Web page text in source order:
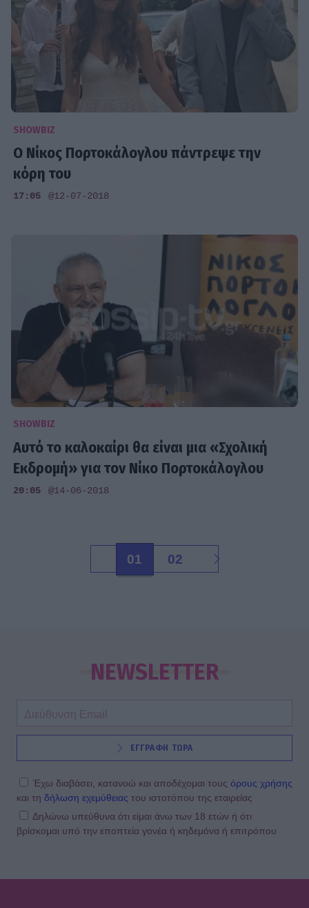
SHOWBIZ
Ο Νίκος Πορτοκάλογλου πάντρεψε την
κόρη του
17:05 @12-07-2018
SHOWBIZ
Αυτό το καλοκαίρι θα είναι μια «Σχολική
Εκδρομή» για τον Νίκο Πορτοκάλογλου
20:05 @14-06-2018
01 02
NEWSLETTER
ΕΓΓΡΑΦΗ ΤΩΡΑ
Έχω διαβάσει, κατανοώ και αποδέχομαι τους όρους χρήσης
και τη δήλωση εχεμύθειας του ιστοτόπου της εταιρείας
Δηλώνω υπεύθυνα ότι είμαι άνω των 18 ετών ή ότι
βρίσκομαι υπό την εποπτεία γονέα ή κηδεμόνα ή επιτρόπου